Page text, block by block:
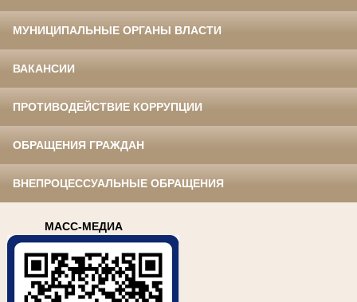
МУНИЦИПАЛЬНЫЕ ОРГАНЫ ВЛАСТИ
ВАКАНСИИ
ПРОТИВОДЕЙСТВИЕ КОРРУПЦИИ
ОБРАЩЕНИЯ ГРАЖДАН
ВНЕПРОЦЕССУАЛЬНЫЕ ОБРАЩЕНИЯ
МАСС-МЕДИА